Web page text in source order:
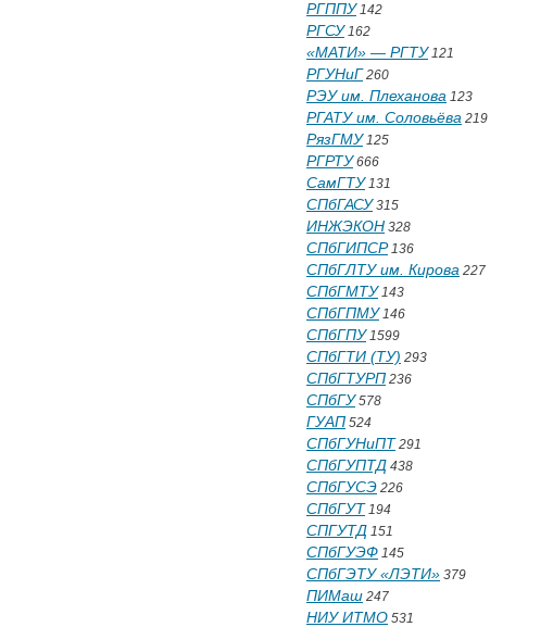
РГППУ142
РГСУ162
«МАТИ» — РГТУ121
РГУНиГ 260
РЭУ им. Плеханова 123
РГАТУ им. Соловьёва 219
РязГМУ125
РГРТУ666
СамГТУ131
СПбГАСУ315
ИНЖЭКОН 328
СПбГИПСР136
СПбГЛТУ им. Кирова 227
СПбГМТУ143
СПбГПМУ146
СПбГПУ1599
СПбГТИ (ТУ) 293
СПбГТУРП 236
СПбГУ578
ГУАП 524
СПбГУНиПТ 291
СПбГУПТД 438
СПбГУСЭ 226
СПбГУТ 194
СПГУТД 151
СПбГУЭФ 145
СПбГЭТУ «ЛЭТИ» 379
ПИМаш 247
НИУ ИТМО 531